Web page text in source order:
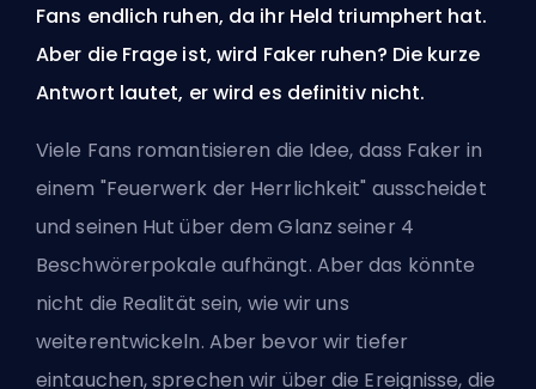
Fans endlich ruhen, da ihr Held triumphert hat.
Aber die Frage ist, wird Faker ruhen? Die kurze
Antwort lautet, er wird es definitiv nicht.
Viele Fans romantisieren die Idee, dass Faker in
einem "Feuerwerk der Herrlichkeit" ausscheidet
und seinen Hut über dem Glanz seiner 4
Beschwörerpokale aufhängt. Aber das könnte
nicht die Realität sein, wie wir uns
weiterentwickeln. Aber bevor wir tiefer
eintauchen, sprechen wir über die Ereignisse, die